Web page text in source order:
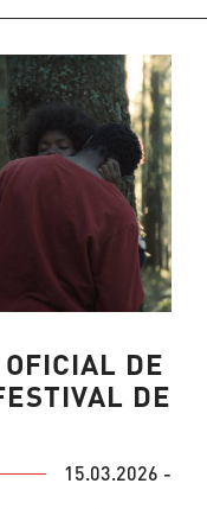
DE
DE
15.03.2026 -